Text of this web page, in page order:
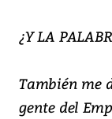
¿Y LA
También me
gente del